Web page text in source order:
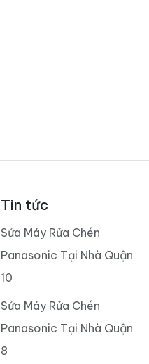
Tin tức
Sửa Máy Rửa Chén
Panasonic Tại Nhà Quận
10
Sửa Máy Rửa Chén
Panasonic Tại Nhà Quận
8